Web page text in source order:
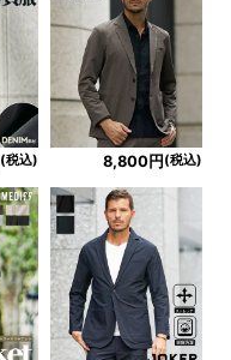
(税込) 8,800円(税込)